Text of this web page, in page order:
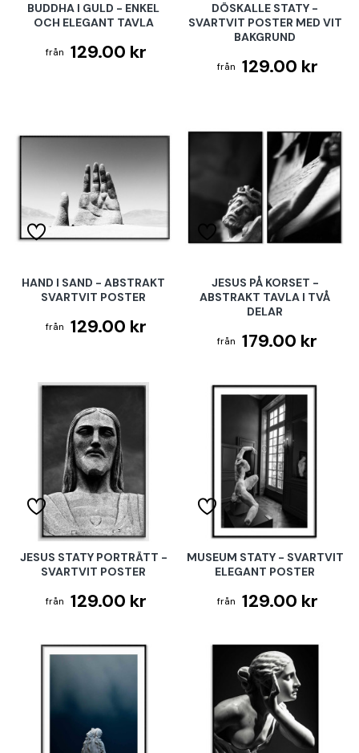
BUDDHA I GULD - ENKEL
OCH ELEGANT TAVLA
129.00 kr
DÖSKALLE STATY -
SVARTVIT POSTER MED VIT
BAKGRUND
129.00 kr
HAND I SAND - ABSTRAKT
SVARTVIT POSTER
129.00 kr
JESUS PÅ KORSET -
ABSTRAKT TAVLA I TVÅ
DELAR
179.00 kr
JESUS STATY PORTRÄTT -
SVARTVIT POSTER
129.00 kr
MUSEUM STATY - SVARTVIT
ELEGANT POSTER
129.00 kr